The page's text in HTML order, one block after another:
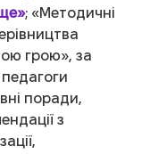
; «Методичні
грою», за
поради,
з